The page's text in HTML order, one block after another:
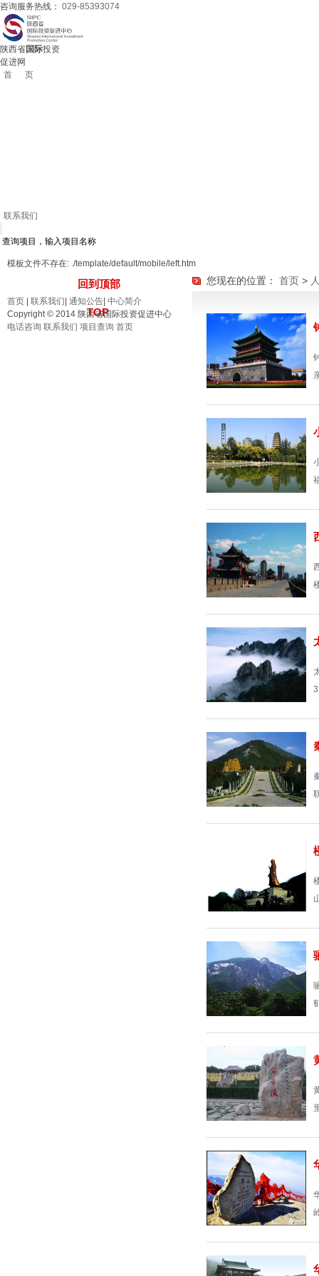
咨询服务热线： 029-85393074
陕西省国际投资
促进网
首 页
联系我们
模板文件不存在: ./template/default/mobile/left.htm
您现在的位置： 首页 >
回到顶部
TOP
首页 联系我们 通知公告 中心简介
Copyright © 2014 陕西省国际投资促进中心
电话咨询 联系我们 项目查询 首页